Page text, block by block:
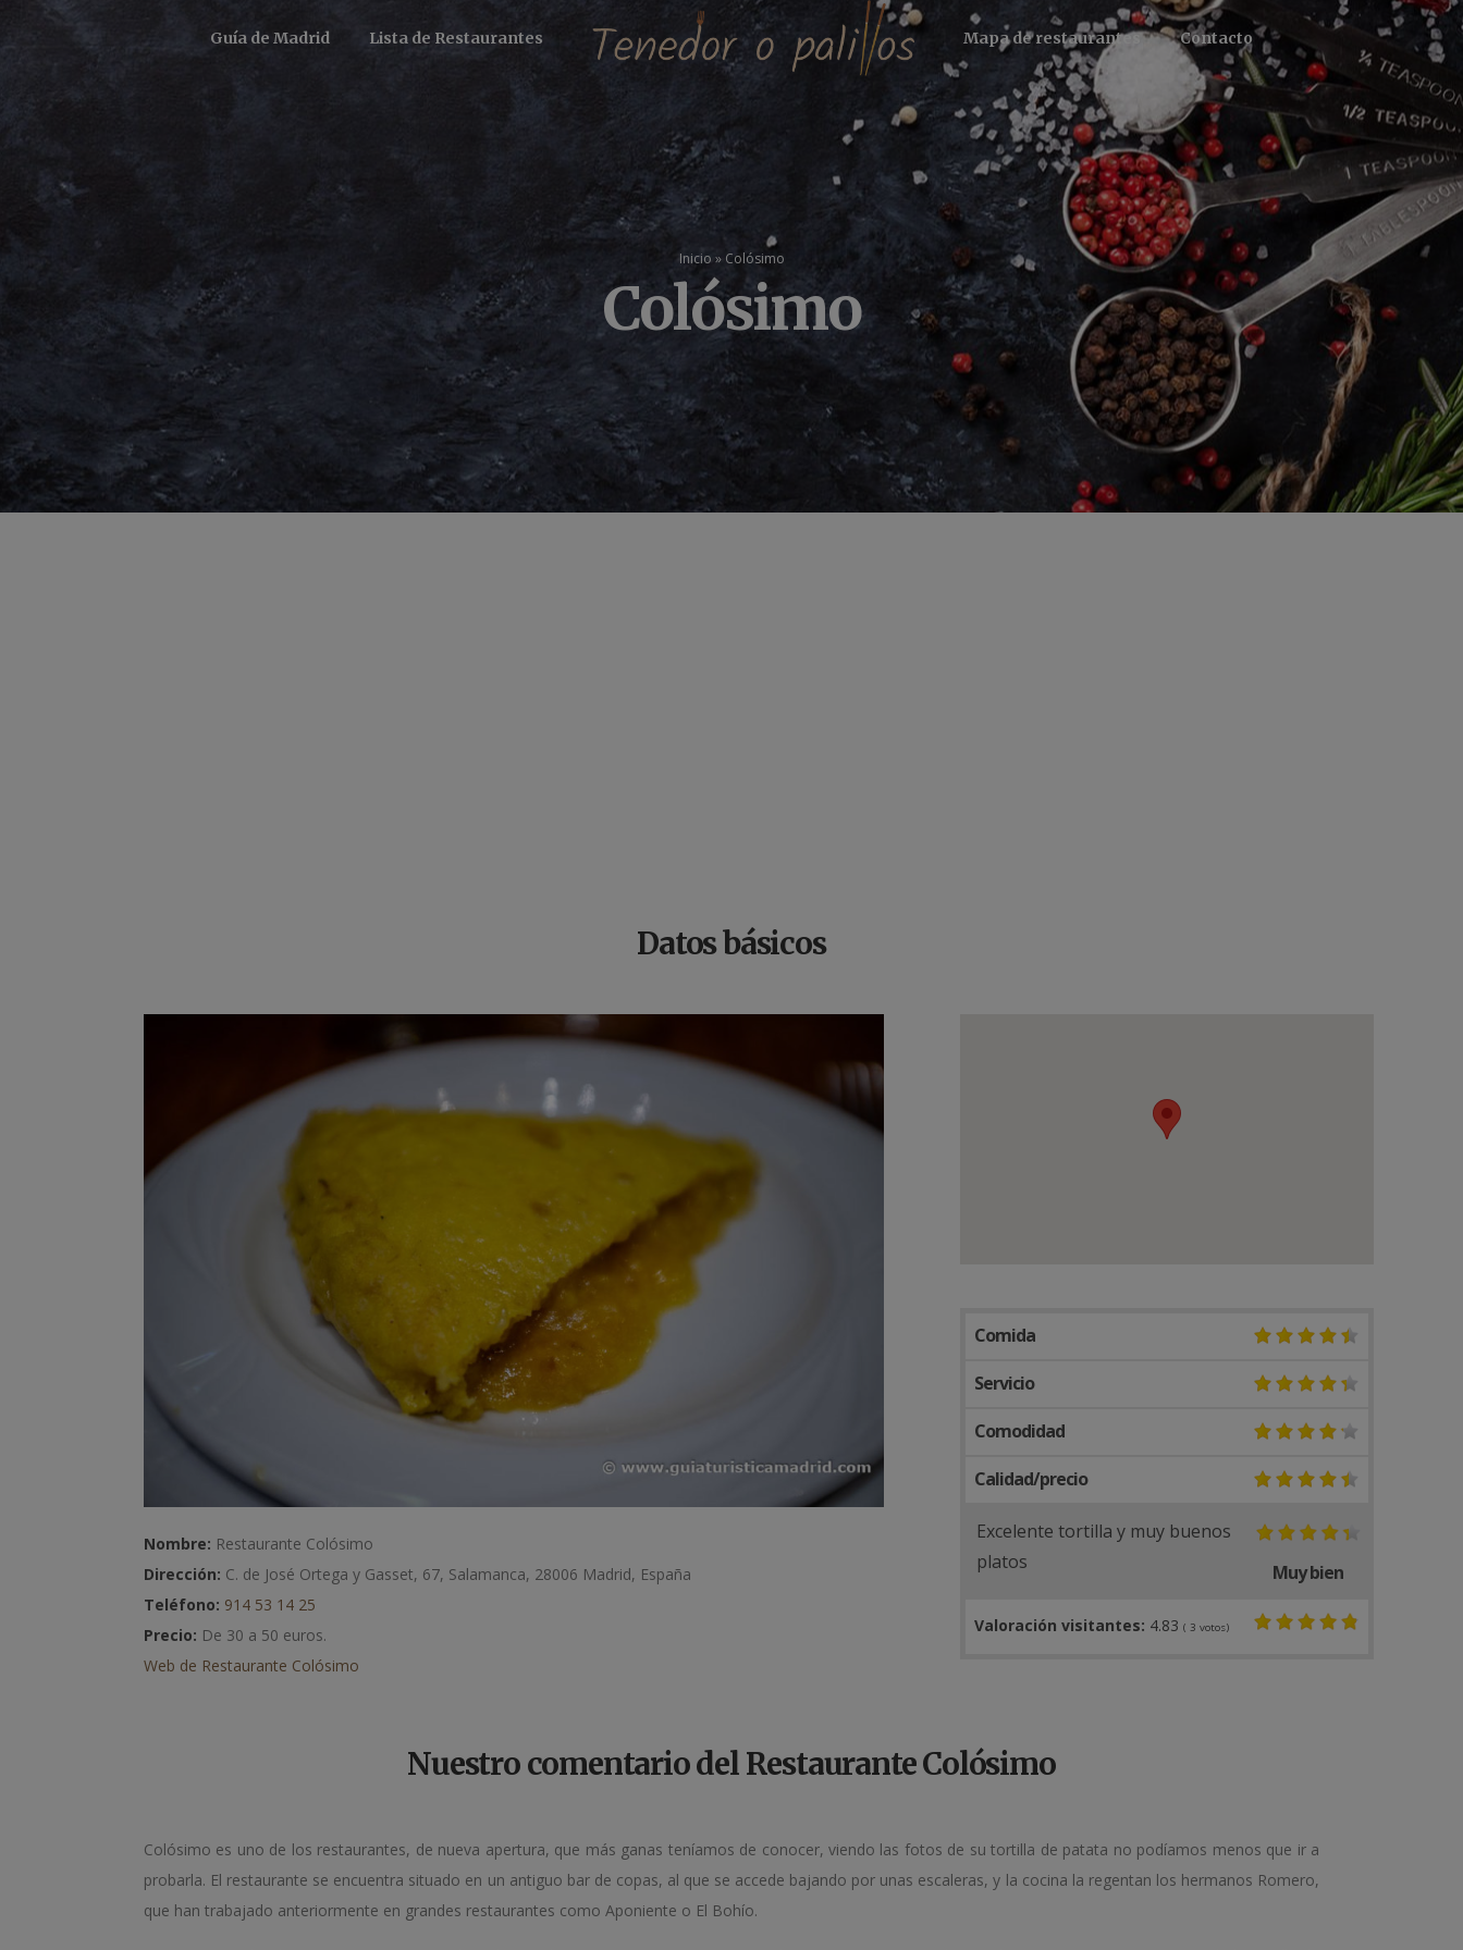
Guía de Madrid Lista de Restaurantes Mapa de restaurantes Contacto
Inicio » Colósimo
Colósimo
Datos básicos
Nombre: Restaurante Colósimo
Dirección: C. de José Ortega y Gasset, 67, Salamanca, 28006 Madrid, España
Teléfono: 914 53 14 25
Precio: De 30 a 50 euros.
Web de Restaurante Colósimo
Comida
Servicio
Comodidad
Calidad/precio
Muy bien
Excelente tortilla y muy buenos
platos
Valoración visitantes: 4.83 ( 3 votos)
Nuestro comentario del Restaurante Colósimo
Colósimo es uno de los restaurantes, de nueva apertura, que más ganas teníamos de conocer, viendo las fotos de su tortilla de patata no podíamos menos que ir a
probarla. El restaurante se encuentra situado en un antiguo bar de copas, al que se accede bajando por unas escaleras, y la cocina la regentan los hermanos Romero,
que han trabajado anteriormente en grandes restaurantes como Aponiente o El Bohío.